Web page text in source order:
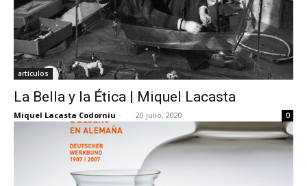
artículos
La Bella y la Ética | Miquel Lacasta
Miquel Lacasta Codorniu - 20 julio, 2020 0